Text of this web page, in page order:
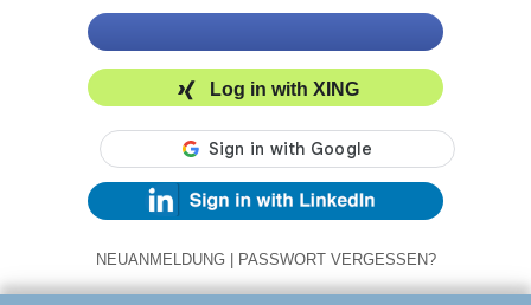
Log in with XING
NEUANMELDUNG | PASSWORT VERGESSEN?